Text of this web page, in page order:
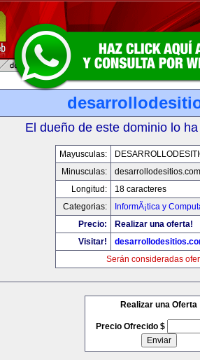
El dueño de este dominio lo
Mayusculas:
Minusculas:
desarrollodesitios.com
Longitud:
18 caracteres
Categorias:
InformÃ¡tica y
Precio:
Realizar una oferta!
Visitar!
Serán consideradas
Realizar una Oferta
Precio Ofrecido $